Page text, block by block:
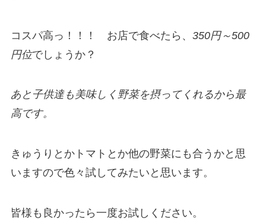
コスパ高っ！！！ お店で食べたら、 350円～500
円位でしょうか？
あと子供達も美味しく野菜を摂ってくれるから最
高です。
きゅうりとかトマトとか他の野菜にも合うかと思
いますので色々試してみたいと思います。
皆様も良かったら一度お試しください。